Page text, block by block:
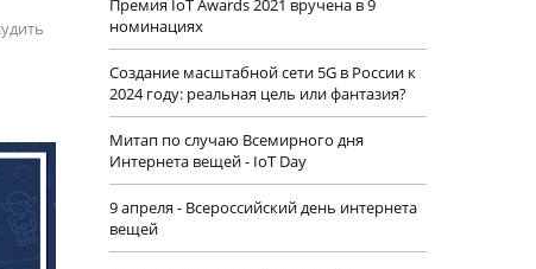
Премия IoT Awards 2021 вручена в 9
номинациях
Создание масштабной сети 5G в России к
2024 году: реальная цель или фантазия?
Митап по случаю Всемирного дня
Интернета вещей - IoT Day
9 апреля - Всероссийский день интернета
вещей